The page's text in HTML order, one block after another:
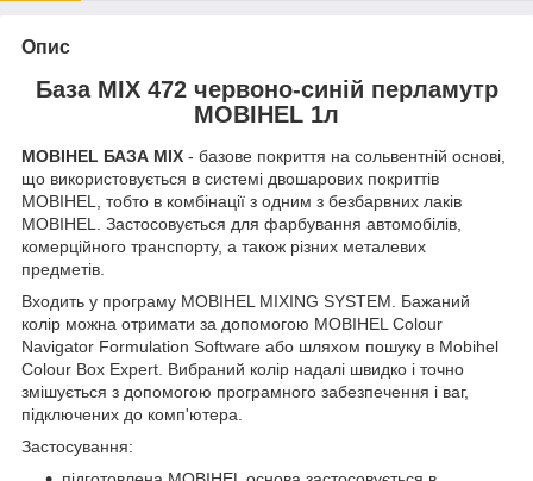
Опис
База MIX 472 червоно-синій перламутр
MOBIHEL 1л
MOBIHEL БАЗА MIX - базове покриття на сольвентній основі,
що використовується в системі двошарових покриттів
MOBIHEL, тобто в комбінації з одним з безбарвних лаків
MOBIHEL. Застосовується для фарбування автомобілів,
комерційного транспорту, а також різних металевих
предметів.
Входить у програму MOBIHEL MIXING SYSTEM. Бажаний
колір можна отримати за допомогою MOBIHEL Colour
Navigator Formulation Software або шляхом пошуку в Mobihel
Colour Box Expert. Вибраний колір надалі швидко і точно
змішується з допомогою програмного забезпечення і ваг,
підключених до комп'ютера.
Застосування: